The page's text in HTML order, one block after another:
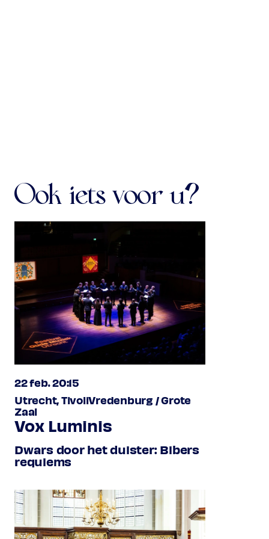
Ook iets voor u?
22 feb. 20:15
Utrecht, TivoliVredenburg / Grote
Zaal
Vox Luminis
Dwars door het duister: Bibers
requiems